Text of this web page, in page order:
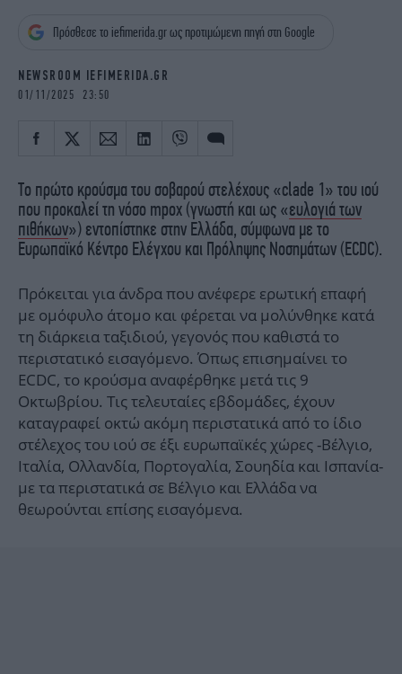
OSCARS
THE OCEAN
Πρόσθεσε το iefimerida.gr ως προτιμώμενη πηγή στη Google
NEWSROOM IEFIMERIDA.GR
01/11/2025 23:50
Το πρώτο κρούσμα του σοβαρού στελέχους «clade 1» του ιού
που προκαλεί τη νόσο mpox (γνωστή και ως «ευλογιά των
πιθήκων») εντοπίστηκε στην Ελλάδα, σύμφωνα με το
Ευρωπαϊκό Κέντρο Ελέγχου και Πρόληψης Νοσημάτων (ECDC).
Πρόκειται για άνδρα που ανέφερε ερωτική επαφή
με ομόφυλο άτομο και φέρεται να μολύνθηκε κατά
τη διάρκεια ταξιδιού, γεγονός που καθιστά το
περιστατικό εισαγόμενο. Όπως επισημαίνει το
ECDC, το κρούσμα αναφέρθηκε μετά τις 9
Οκτωβρίου. Τις τελευταίες εβδομάδες, έχουν
καταγραφεί οκτώ ακόμη περιστατικά από το ίδιο
στέλεχος του ιού σε έξι ευρωπαϊκές χώρες -Βέλγιο,
Ιταλία, Ολλανδία, Πορτογαλία, Σουηδία και Ισπανία-
με τα περιστατικά σε Βέλγιο και Ελλάδα να
θεωρούνται επίσης εισαγόμενα.